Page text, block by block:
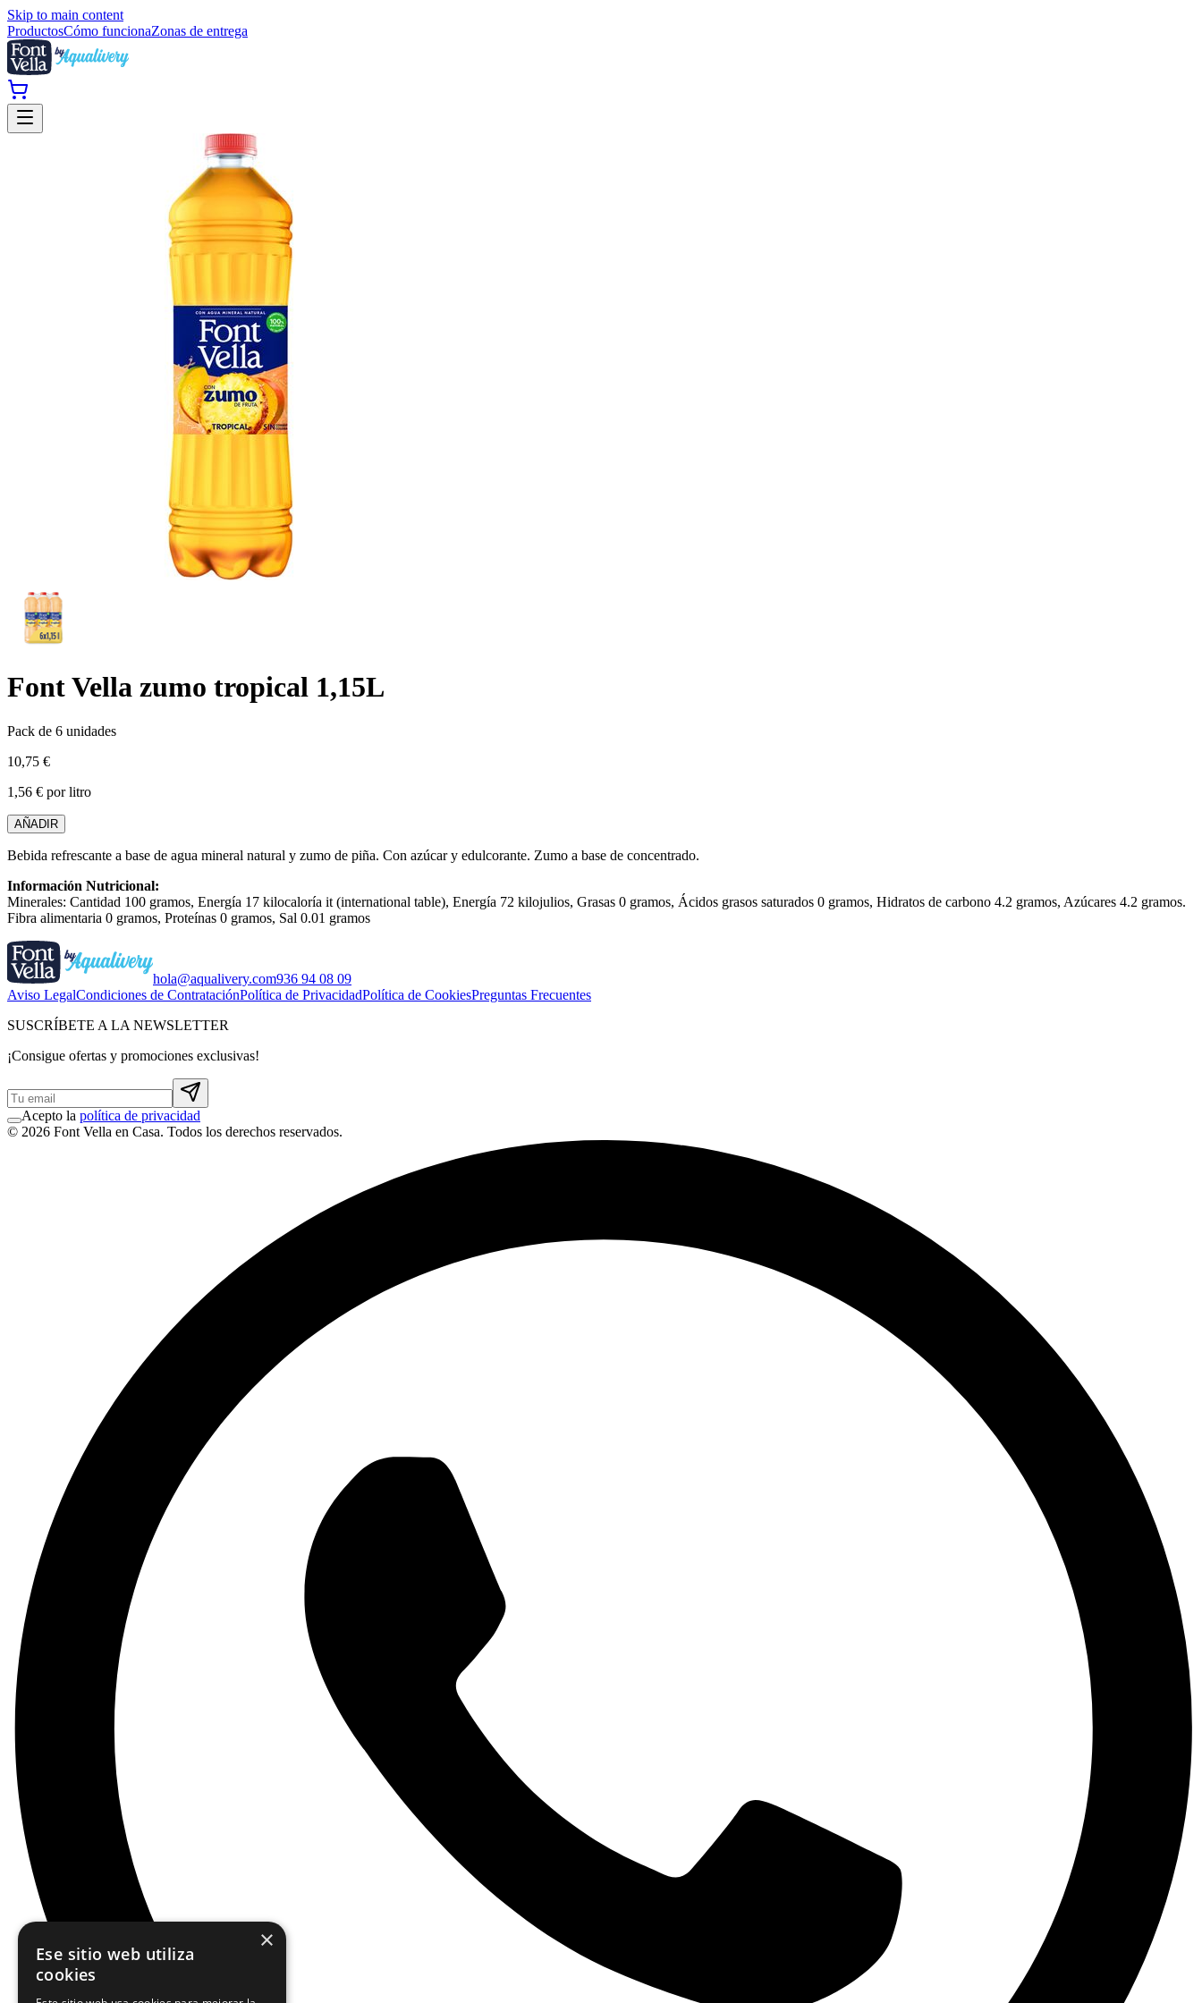
Skip to main content
ProductosCómo funcionaZonas de entrega
Font Vella zumo tropical 1,15L
Pack de 6 unidades
10,75 €
1,56 € por litro
AÑADIR
Bebida refrescante a base de agua mineral natural y zumo de piña. Con azúcar y edulcorante. Zumo a base de concentrado.
Información Nutricional:
Minerales: Cantidad 100 gramos, Energía 17 kilocaloría it (international table), Energía 72 kilojulios, Grasas 0 gramos, Ácidos grasos saturados 0 gramos, Hidratos de carbono 4.2 gramos, Azúcares 4.2 gramos.
Fibra alimentaria 0 gramos, Proteínas 0 gramos, Sal 0.01 gramos
hola@aqualivery.com936 94 08 09
Aviso LegalCondiciones de ContrataciónPolítica de PrivacidadPolítica de CookiesPreguntas Frecuentes
SUSCRÍBETE A LA NEWSLETTER
¡Consigue ofertas y promociones exclusivas!
Acepto la política de privacidad
© 2026 Font Vella en Casa. Todos los derechos reservados.
×
Ese sitio web utiliza
cookies